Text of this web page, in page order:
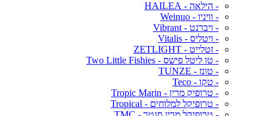
- הילאה - HAILEA
- וויניו - Weinuo
- ויברנט - Vibrant
- ויטליס - Vitalis
- זטלייט - ZETLIGHT
- טו ליטל פישס - Two Little Fishies
- טונז - TUNZE
- טקו - Teco
- טרופיק מרין - Tropic Marin
- טרופיקל למלוחים - Tropical